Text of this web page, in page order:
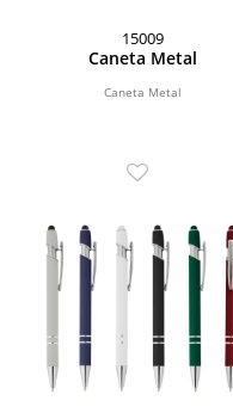
15009
Caneta Metal
Caneta Metal